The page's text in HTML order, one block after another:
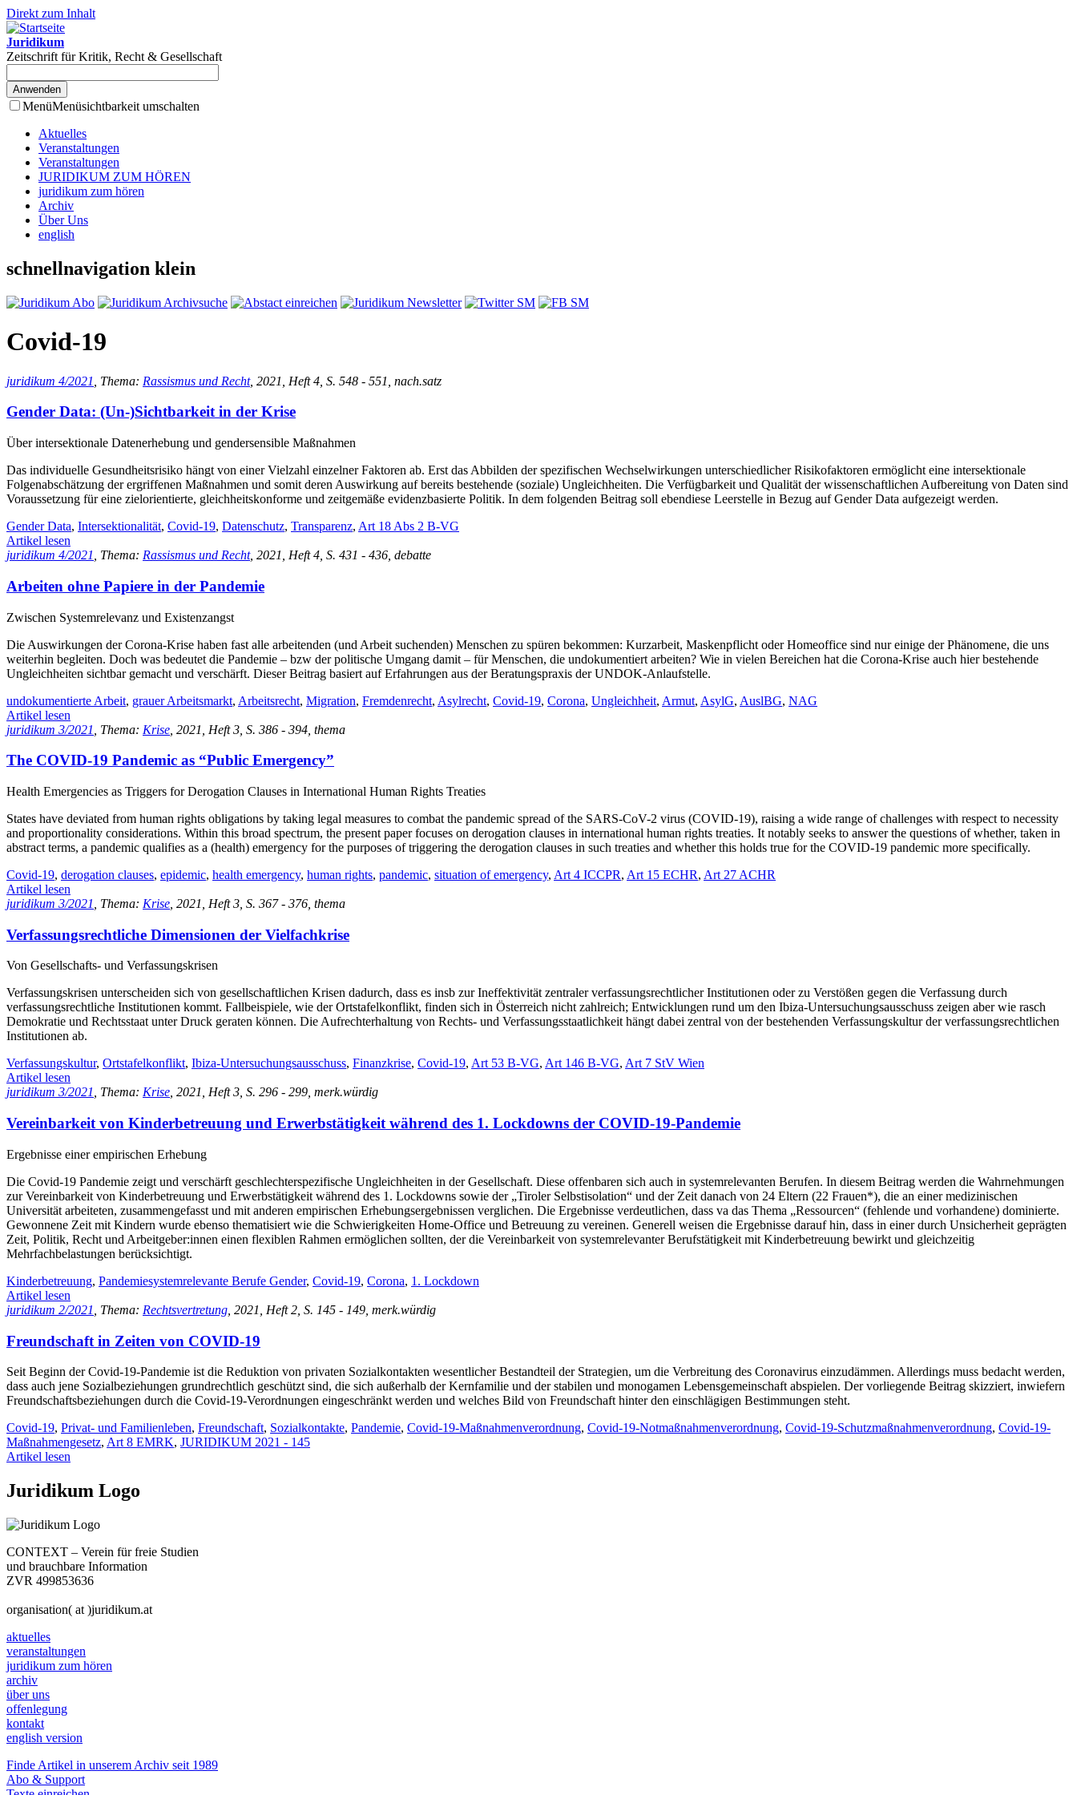
Direkt zum Inhalt
Juridikum
Zeitschrift für Kritik, Recht & Gesellschaft
MenüMenüsichtbarkeit umschalten
Aktuelles
Veranstaltungen
Veranstaltungen
JURIDIKUM ZUM HÖREN
juridikum zum hören
Archiv
Über Uns
english
schnellnavigation klein
Covid-19
juridikum 4/2021 , Thema: Rassismus und Recht, 2021, Heft 4, S. 548 - 551, nach.satz
Gender Data: (Un-)Sichtbarkeit in der Krise
Über intersektionale Datenerhebung und gendersensible Maßnahmen
Das individuelle Gesundheitsrisiko hängt von einer Vielzahl einzelner Faktoren ab. Erst das Abbilden der spezifischen Wechselwirkungen unterschiedlicher Risikofaktoren ermöglicht eine intersektionale
Folgenabschätzung der ergriffenen Maßnahmen und somit deren Auswirkung auf bereits bestehende (soziale) Ungleichheiten. Die Verfügbarkeit und Qualität der wissenschaftlichen Aufbereitung von Daten sind
Voraussetzung für eine zielorientierte, gleichheitskonforme und zeitgemäße evidenzbasierte Politik. In dem folgenden Beitrag soll ebendiese Leerstelle in Bezug auf Gender Data aufgezeigt werden.
Gender Data, Intersektionalität, Covid-19, Datenschutz, Transparenz, Art 18 Abs 2 B-VG
Artikel lesen
juridikum 4/2021
, Thema: Rassismus und Recht, 2021, Heft 4, S. 431 - 436, debatte
Arbeiten ohne Papiere in der Pandemie
Zwischen Systemrelevanz und Existenzangst
Die Auswirkungen der Corona-Krise haben fast alle arbeitenden (und Arbeit suchenden) Menschen zu spüren bekommen: Kurzarbeit, Maskenpflicht oder Homeoffice sind nur einige der Phänomene, die uns
weiterhin begleiten. Doch was bedeutet die Pandemie – bzw der politische Umgang damit – für Menschen, die undokumentiert arbeiten? Wie in vielen Bereichen hat die Corona-Krise auch hier bestehende
Ungleichheiten sichtbar gemacht und verschärft. Dieser Beitrag basiert auf Erfahrungen aus der Beratungspraxis der UNDOK-Anlaufstelle.
undokumentierte Arbeit, grauer Arbeitsmarkt, Arbeitsrecht, Migration, Fremdenrecht, Asylrecht, Covid-19, Corona, Ungleichheit, Armut, AsylG, AuslBG, NAG
Artikel lesen
juridikum 3/2021
, Thema: Krise , 2021, Heft 3, S. 386 - 394, thema
The COVID-19 Pandemic as “Public Emergency”
Health Emergencies as Triggers for Derogation Clauses in International Human Rights Treaties
States have deviated from human rights obligations by taking legal measures to combat the pandemic spread of the SARS-CoV-2 virus (COVID-19), raising a wide range of challenges with respect to necessity
and proportionality considerations. Within this broad spectrum, the present paper focuses on derogation clauses in international human rights treaties. It notably seeks to answer the questions of whether, taken in
abstract terms, a pandemic qualifies as a (health) emergency for the purposes of triggering the derogation clauses in such treaties and whether this holds true for the COVID-19 pandemic more specifically.
Covid-19, derogation clauses, epidemic, health emergency, human rights, pandemic, situation of emergency, Art 4 ICCPR, Art 15 ECHR, Art 27 ACHR
Artikel lesen
juridikum 3/2021
, Thema: Krise , 2021, Heft 3, S. 367 - 376, thema
Verfassungsrechtliche Dimensionen der Vielfachkrise
Von Gesellschafts- und Verfassungskrisen
Verfassungskrisen unterscheiden sich von gesellschaftlichen Krisen dadurch, dass es insb zur Ineffektivität zentraler verfassungsrechtlicher Institutionen oder zu Verstößen gegen die Verfassung durch
verfassungsrechtliche Institutionen kommt. Fallbeispiele, wie der Ortstafelkonflikt, finden sich in Österreich nicht zahlreich; Entwicklungen rund um den Ibiza-Untersuchungsausschuss zeigen aber wie rasch
Demokratie und Rechtsstaat unter Druck geraten können. Die Aufrechterhaltung von Rechts- und Verfassungsstaatlichkeit hängt dabei zentral von der bestehenden Verfassungskultur der verfassungsrechtlichen
Institutionen ab.
Verfassungskultur, Ortstafelkonflikt, Ibiza-Untersuchungsausschuss, Finanzkrise, Covid-19, Art 53 B-VG, Art 146 B-VG, Art 7 StV Wien
Artikel lesen
juridikum 3/2021, Thema: Krise, 2021, Heft 3, S. 296 - 299, merk.würdig
Vereinbarkeit von Kinderbetreuung und Erwerbstätigkeit während des 1. Lockdowns der COVID-19-Pandemie
Ergebnisse einer empirischen Erhebung
Die Covid-19 Pandemie zeigt und verschärft geschlechterspezifische Ungleichheiten in der Gesellschaft. Diese offenbaren sich auch in systemrelevanten Berufen. In diesem Beitrag werden die Wahrnehmungen
zur Vereinbarkeit von Kinderbetreuung und Erwerbstätigkeit während des 1. Lockdowns sowie der „Tiroler Selbstisolation“ und der Zeit danach von 24 Eltern (22 Frauen*), die an einer medizinischen
Universität arbeiteten, zusammengefasst und mit anderen empirischen Erhebungsergebnissen verglichen. Die Ergebnisse verdeutlichen, dass va das Thema „Ressourcen“ (fehlende und vorhandene) dominierte.
Gewonnene Zeit mit Kindern wurde ebenso thematisiert wie die Schwierigkeiten Home-Office und Betreuung zu vereinen. Generell weisen die Ergebnisse darauf hin, dass in einer durch Unsicherheit geprägten
Zeit, Politik, Recht und Arbeitgeber:innen einen flexiblen Rahmen ermöglichen sollten, der die Vereinbarkeit von systemrelevanter Berufstätigkeit mit Kinderbetreuung bewirkt und gleichzeitig
Mehrfachbelastungen berücksichtigt.
Kinderbetreuung, Pandemiesystemrelevante Berufe Gender, Covid-19, Corona, 1. Lockdown
Artikel lesen
juridikum 2/2021
, Thema: Rechtsvertretung , 2021, Heft 2, S. 145 - 149, merk.würdig
Freundschaft in Zeiten von COVID-19
Seit Beginn der Covid-19-Pandemie ist die Reduktion von privaten Sozialkontakten wesentlicher Bestandteil der Strategien, um die Verbreitung des Coronavirus einzudämmen. Allerdings muss bedacht werden,
dass auch jene Sozialbeziehungen grundrechtlich geschützt sind, die sich außerhalb der Kernfamilie und der stabilen und monogamen Lebensgemeinschaft abspielen. Der vorliegende Beitrag skizziert, inwiefern
Freundschaftsbeziehungen durch die Covid-19-Verordnungen eingeschränkt werden und welches Bild von Freundschaft hinter den einschlägigen Bestimmungen steht.
Covid-19, Privat- und Familienleben, Freundschaft, Sozialkontakte, Pandemie, Covid-19-Maßnahmenverordnung, Covid-19-Notmaßnahmenverordnung, Covid-19-Schutzmaßnahmenverordnung, Covid-19-
Maßnahmengesetz, Art 8 EMRK, JURIDIKUM 2021 - 145
Artikel lesen
Juridikum Logo
CONTEXT – Verein für freie Studien
und brauchbare Information
ZVR 499853636
organisation( at )juridikum.at
aktuelles
veranstaltungen
juridikum zum hören
archiv
über uns
offenlegung
kontakt
english version
Finde Artikel in unserem Archiv seit 1989
Abo & Support